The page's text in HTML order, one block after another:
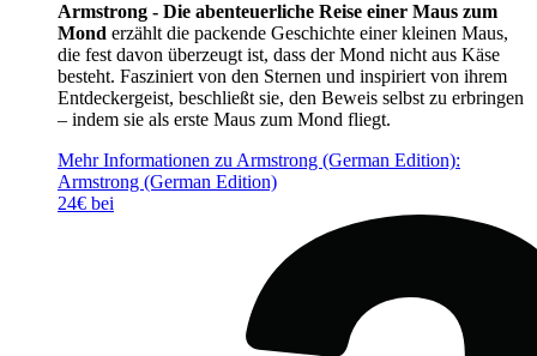
Armstrong - Die abenteuerliche Reise einer Maus zum
Mond erzählt die packende Geschichte einer kleinen Maus,
die fest davon überzeugt ist, dass der Mond nicht aus Käse
besteht. Fasziniert von den Sternen und inspiriert von ihrem
Entdeckergeist, beschließt sie, den Beweis selbst zu erbringen
– indem sie als erste Maus zum Mond fliegt.
Mehr Informationen zu Armstrong (German Edition):
Armstrong (German Edition)
24€ bei